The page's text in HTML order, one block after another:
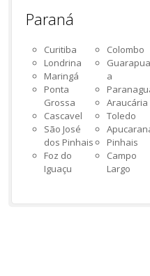
Paraná
Curitiba
Londrina
Maringá
Ponta
Grossa
Cascavel
São José
dos Pinhais
Foz do
Iguaçu
Colombo
a
Araucária
Toledo
Pinhais
Campo
Largo